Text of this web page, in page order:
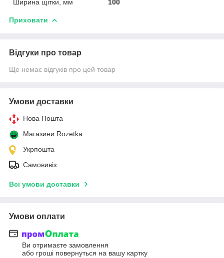
Ширина щітки, мм 100
Приховати
Відгуки про товар
Ще немає відгуків про цей товар
Умови доставки
Нова Пошта
Магазини Rozetka
Укрпошта
Самовивіз
Всі умови доставки
Умови оплати
Ви отримаєте замовлення
або гроші повернуться на вашу картку